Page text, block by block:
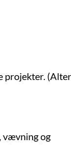
projekter.
vævning og